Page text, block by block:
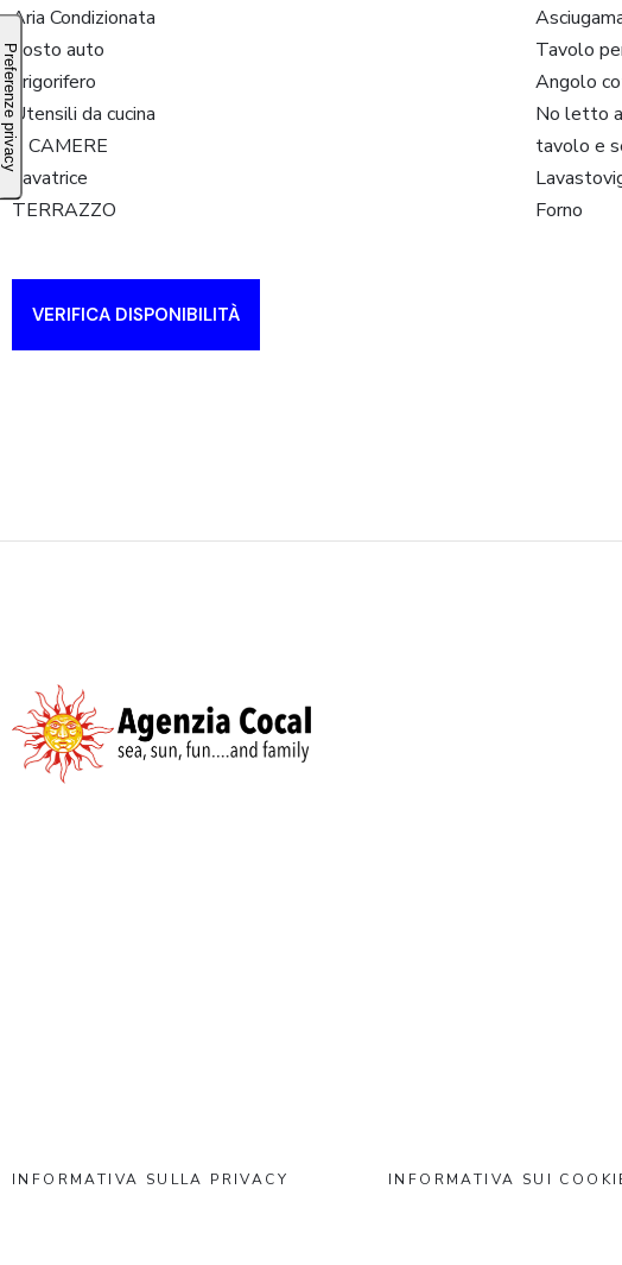
Aria Condizionata
posto auto
Tavolo
Frigorifero
Angolo
Utensili da cucina
No letto
2 CAMERE
tavolo e
Lavatrice
TERRAZZO
Forno
VERIFICA DISPONIBILITÀ
INFORMATIVA SULLA PRIVACY INFORMATIVA SUI